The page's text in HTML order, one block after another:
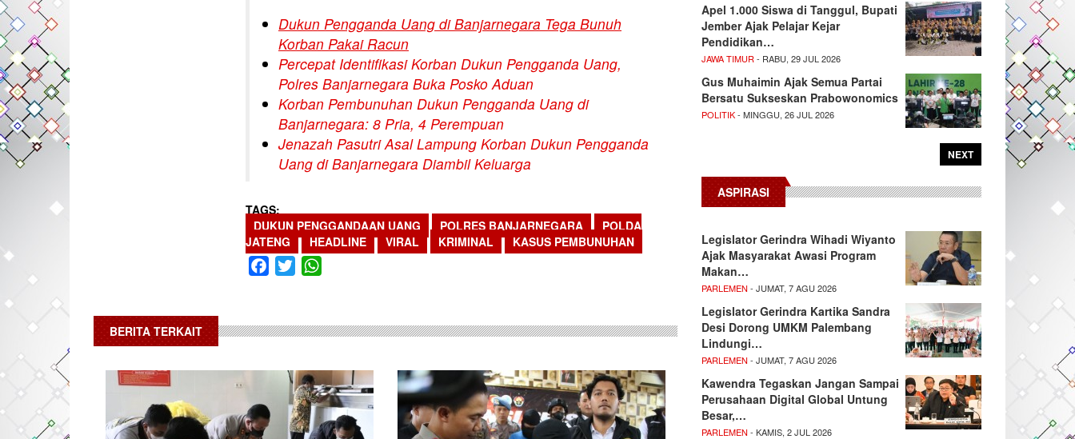
Dukun Pengganda Uang di Banjarnegara Tega Bunuh
Korban Pakai Racun
Percepat Identifikasi Korban Dukun Pengganda Uang,
Polres Banjarnegara Buka Posko Aduan
Korban Pembunuhan Dukun Pengganda Uang di
Banjarnegara: 8 Pria, 4 Perempuan
Jenazah Pasutri Asal Lampung Korban Dukun Pengganda
Uang di Banjarnegara Diambil Keluarga
TAGS
DUKUN PENGGANDAAN UANG
POLRES BANJARNEGARA
POLDA
JATENG
HEADLINE VIRAL KRIMINAL KASUS PEMBUNUHAN
Facebook
Twitter
BERITA TERKAIT
Apel 1.000 Siswa di Tanggul, Bupati
Jember Ajak Pelajar Kejar
Pendidikan…
JAWA TIMUR - RABU, 29 JUL 2026
Gus Muhaimin Ajak Semua Partai
Bersatu Sukseskan Prabowonomics
POLITIK- MINGGU, 26 JUL 2026
NEXT
ASPIRASI
Legislator Gerindra Wihadi Wiyanto
Ajak Masyarakat Awasi Program
Makan…
PARLEMEN - JUMAT, 7 AGU 2026
Legislator Gerindra Kartika Sandra
Desi Dorong UMKM Palembang
Lindungi…
PARLEMEN - JUMAT, 7 AGU 2026
Kawendra Tegaskan Jangan Sampai
Perusahaan Digital Global Untung
Besar,…
PARLEMEN - KAMIS, 2 JUL 2026